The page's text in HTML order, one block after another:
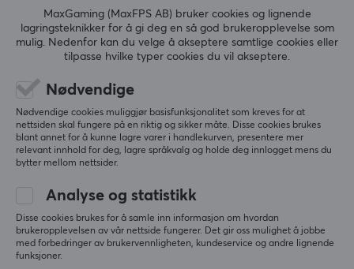
PC
Nintendo
Utmerket
Flott for skriving. MEN for meg, etter å ha kjøpt Q1
Knob med vanlig rød, har jeg funnet at Fox Lubed
Linear er litt tyngre for mine lange arbeidsøkter.
Kanskje jeg ikke ville oppdaget det hvis jeg ikke
hadde kjøpt vanlig rød. Begge typer har samme
aktiveringskraft på 45g, men de smurte går opp til
50g ved bunnslag.
Til syvende og sist er det bare personlig, og
avhenger av min spesifikke bruk. De er utmerkede
og tilfredsstillende. Det kan ta deg noen forskjellige
ting å oppdage din egen personlige smak.
tilfredsstillende
MaxGaming (MaxFPS AB) bruker cookies og lignende
lagringsteknikker for å gi deg en så god brukeropplevelse som
mulig. Nedenfor kan du velge å akseptere samtlige cookies eller
tilpasse hvilke typer cookies du vil akseptere.
Nødvendige
Nødvendige cookies muliggjør basisfunksjonalitet som kreves for at
nettsiden skal fungere på en riktig og sikker måte. Disse cookies brukes
blant annet for å kunne lagre varer i handlekurven, presentere mer
relevant innhold for deg, lagre språkvalg og holde deg innlogget mens du
bytter mellom nettsider.
Analyse og statistikk
Disse cookies brukes for å samle inn informasjon om hvordan
brukeropplevelsen av vår nettside fungerer. Det gir oss mulighet å jobbe
med forbedringer av brukervennligheten, kundeservice og andre lignende
funksjoner.